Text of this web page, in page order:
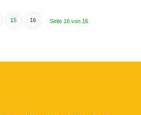
Seite 16 von 16
15 16